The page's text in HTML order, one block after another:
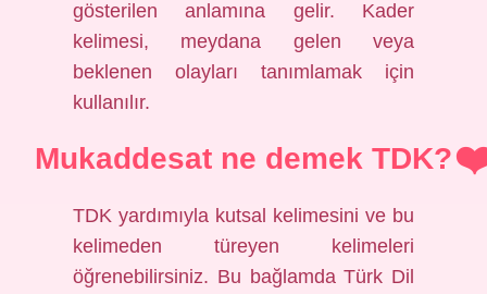
gösterilen anlamına gelir. Kader
kelimesi, meydana gelen veya
beklenen olayları tanımlamak için
kullanılır.
Mukaddesat ne demek TDK?
TDK yardımıyla kutsal kelimesini ve bu
kelimeden türeyen kelimeleri
öğrenebilirsiniz. Bu bağlamda Türk Dil